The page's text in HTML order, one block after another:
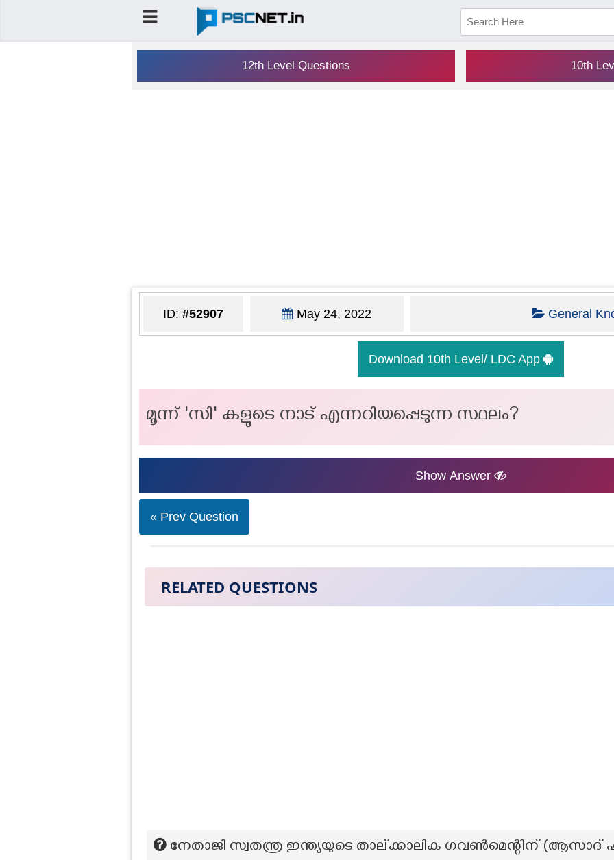
12th Level Questions 10th
ID: #52907 May 24, 2022 General
Download 10th Level/ LDC App
മൂന്ന് 'സി' കളുടെ നാട് എന്നറിയപ്പെടുന്ന സ്ഥലം?
Show Answer
« Prev Question
RELATED QUESTIONS
നേതാജി സ്വതന്ത്ര ഇന്ത്യയുടെ താല്ക്കാലിക ഗവൺമെന്റിന് (ആസാദ്